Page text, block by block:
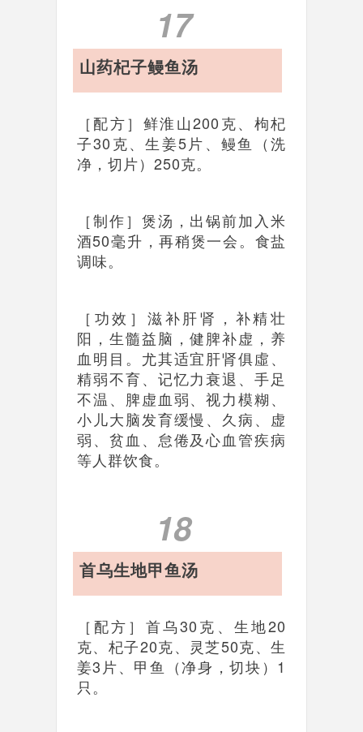
17
山药杞子鳗鱼汤
［配方］鲜淮山200克、枸杞
子30克、生姜5片、鳗鱼（洗
净，切片）250克。
［制作］煲汤，出锅前加入米
酒50毫升，再稍煲一会。食盐
调味。
［功效］滋补肝肾，补精壮
阳，生髓益脑，健脾补虚，养
血明目。尤其适宜肝肾俱虛、
精弱不育、记忆力衰退、手足
不温、脾虚血弱、视力模糊、
小儿大脑发育缓慢、久病、虚
弱、贫血、怠倦及心血管疾病
等人群饮食。
18
首乌生地甲鱼汤
［配方］首乌30克、生地20
克、杞子20克、灵芝50克、生
姜3片、甲鱼（净身，切块）1
只。